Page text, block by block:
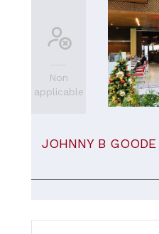
Non
applicable
JOHNNY B GOODE